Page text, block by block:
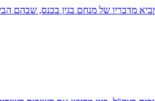
כיהן בגין כראש ממשלת ישראל. המאמר מביא מדבריו